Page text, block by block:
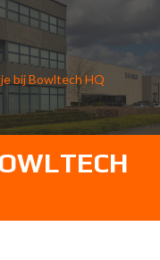
bij Bowltech HQ